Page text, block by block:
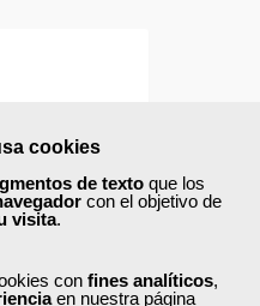
cookies
de texto que los
con el objetivo de
visita.
con fines analíticos,
en nuestra página